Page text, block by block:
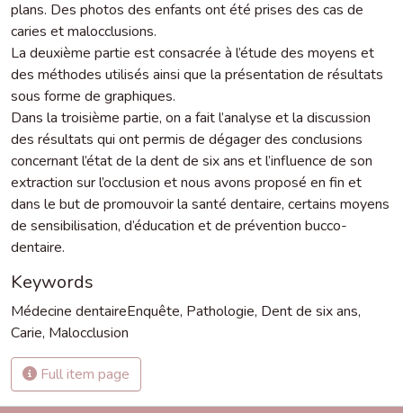
plans. Des photos des enfants ont été prises des cas de
caries et malocclusions.
La deuxième partie est consacrée à l’étude des moyens et
des méthodes utilisés ainsi que la présentation de résultats
sous forme de graphiques.
Dans la troisième partie, on a fait l’analyse et la discussion
des résultats qui ont permis de dégager des conclusions
concernant l’état de la dent de six ans et l’influence de son
extraction sur l’occlusion et nous avons proposé en fin et
dans le but de promouvoir la santé dentaire, certains moyens
de sensibilisation, d’éducation et de prévention bucco-
dentaire.
Keywords
Médecine dentaireEnquête, Pathologie, Dent de six ans,
Carie, Malocclusion
Full item page